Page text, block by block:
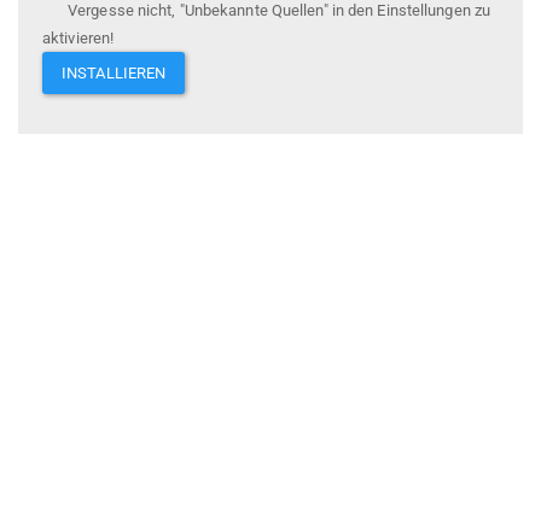
Vergesse nicht, "Unbekannte Quellen" in den Einstellungen zu
aktivieren!
INSTALLIEREN